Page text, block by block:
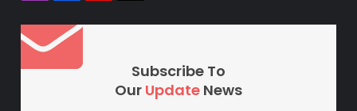
Subscribe To
Our Update News